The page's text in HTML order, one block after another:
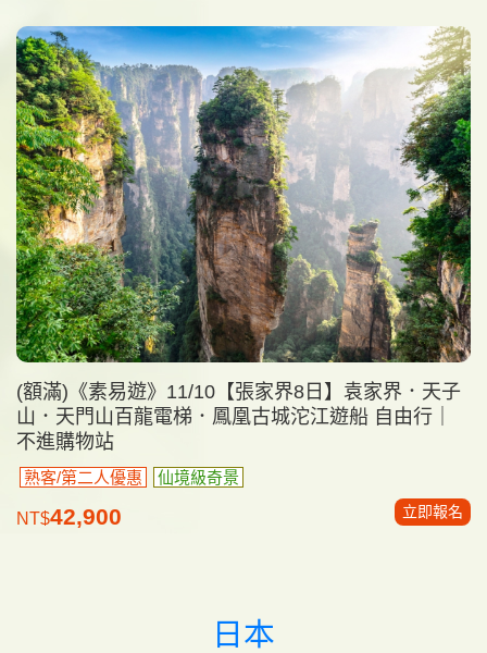
(額滿)《素易遊》11/10【張家界8日】袁家界．天子
山．天門山百龍電梯．鳳凰古城沱江遊船 自由行｜
不進購物站
熟客/第二人優惠 仙境級奇景
NT$42,900 立即報名
日本